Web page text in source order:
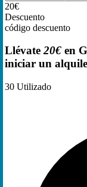
20€
Descuento
código descuento
Llévate20€ en
iniciar un
30 Utilizado